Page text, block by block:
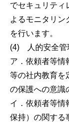
でセキュリティ
よるモニタリン
を行います。
(4) 人的安全管
ア．依頼者等情
等の社内教育を
の保護への意識
イ．依頼者等情
保持）の関する